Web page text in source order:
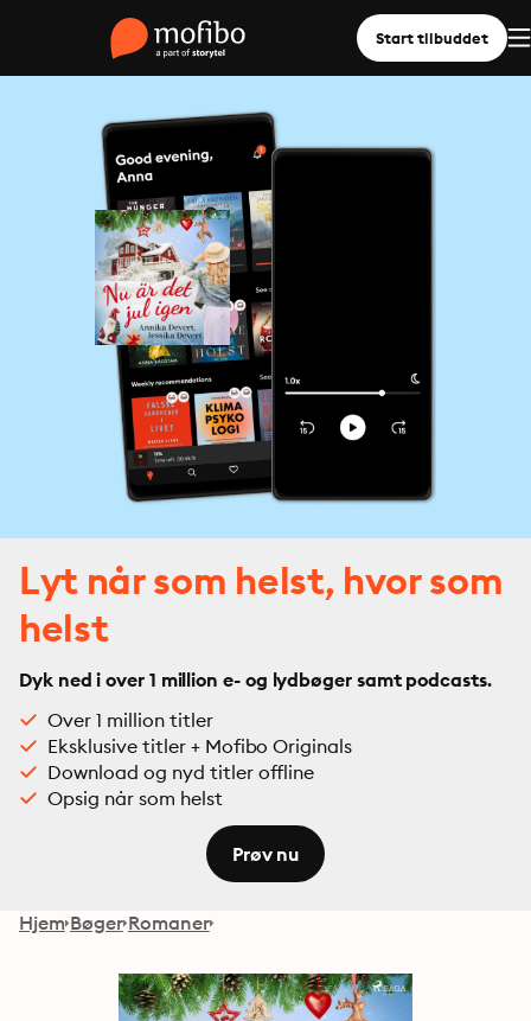
Start tilbuddet
Lyt når som helst, hvor som
helst
Dyk ned i over 1 million e- og lydbøger samt podcasts.
Over 1 million titler
Eksklusive titler + Mofibo Originals
Download og nyd titler offline
Opsig når som helst
Prøv nu
Hjem Bøger Romaner